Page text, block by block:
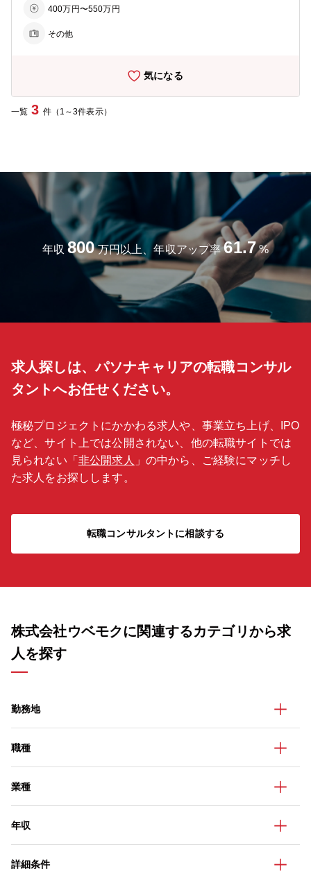
分譲業務も手掛けていく予定です。 【募集背景】 2023年に新しく新
ご経験を活かし、業績伸長に貢献頂きたいと考えております。 【事業
ベーション販売を行っていきます。その後まずは年間３～４棟の販
も魅力です。 【組織構成】 同部署には現在8名のメンバーが在籍して
の加工も含めた資材提供により同業者と差別化を図っています。2023
年より自然素材にこだわった独自住宅ブランドを立上げ中です。無借
金経営で財務基盤も安定しています。
400万円〜550万円
その他
気になる
一覧 3 件（1～3件表示）
年収 800 万円以上、年収アップ率 61.7 %
求人探しは、パソナキャリアの転職コンサル
タントへお任せください。
極秘プロジェクトにかかわる求人や、事業立ち上げ、IPO
など、サイト上では公開されない、他の転職サイトでは
見られない「 非公開求人 」の中から、ご経験にマッチし
た求人をお探しします。
転職コンサルタントに相談する
株式会社ウベモクに関連するカテゴリから求
人を探す
勤務地
職種
業種
年収
詳細条件